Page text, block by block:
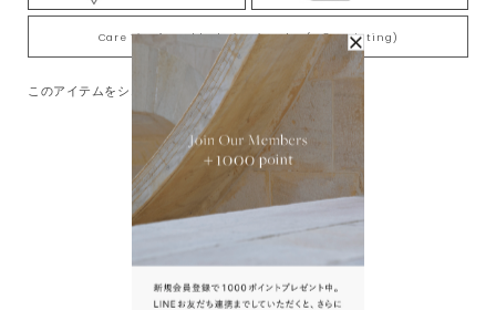
Care Tips for Gold-Plating jewelry (K18YG plating)
このアイテムをシェアする
You May Also Like